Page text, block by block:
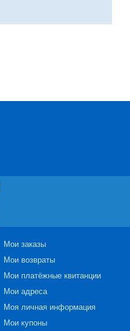
Мои заказы
Мои возвраты
Мои платёжные квитанции
Мои адреса
Моя личная информация
Мои купоны